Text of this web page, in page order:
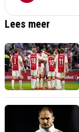
Lees meer